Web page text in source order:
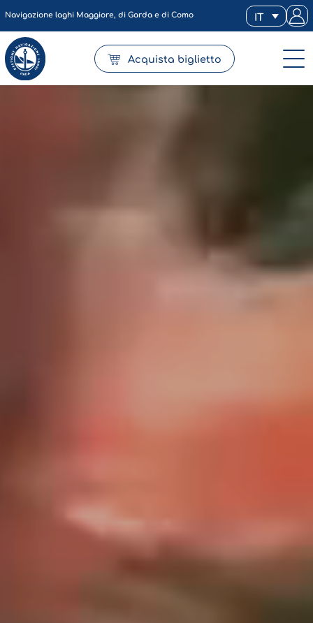
Navigazione laghi Maggiore, di Garda e di Como IT
Acquista biglietto